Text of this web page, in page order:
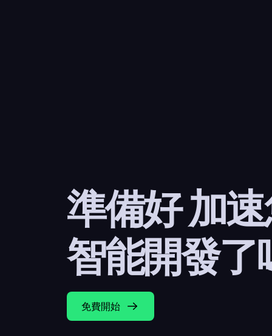
準備好 加
智能開發了
免費開始